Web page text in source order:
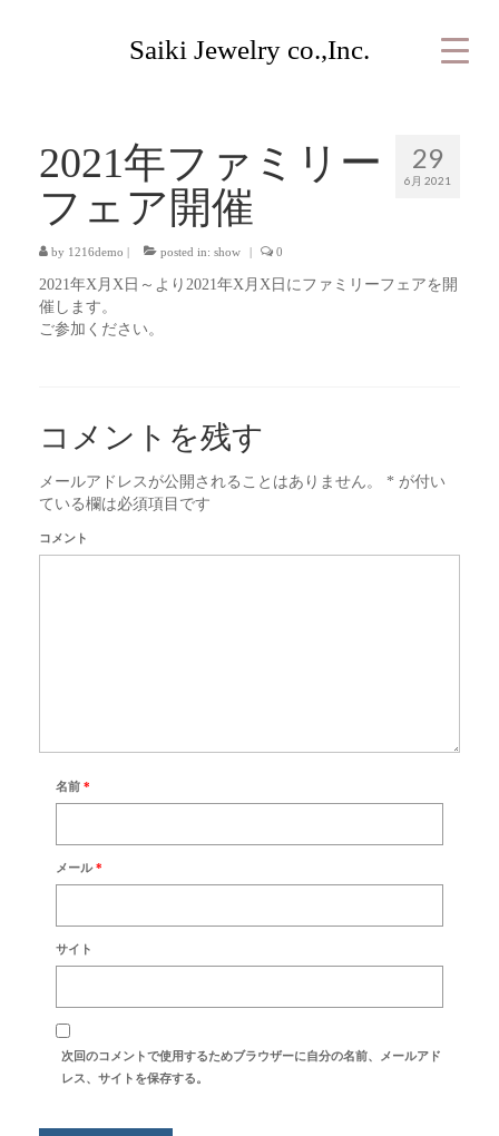
Saiki Jewelry co.,Inc.
29
6月 2021
2021年ファミリー
フェア開催
by 1216demo | posted in: show | 0
2021年X月X日～より2021年X月X日にファミリーフェアを開
催します。
ご参加ください。
コメントを残す
メールアドレスが公開されることはありません。 * が付い
ている欄は必須項目です
コメント
名前 *
メール*
サイト
次回のコメントで使用するためブラウザーに自分の名前、メールアド
レス、サイトを保存する。